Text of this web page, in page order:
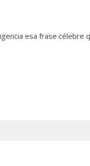
esa frase célebre